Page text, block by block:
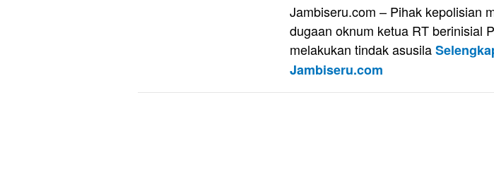
Jambiseru.com – Pihak kepolisian
dugaan oknum ketua RT berinisial
melakukan tindak asusila
Jambiseru.com